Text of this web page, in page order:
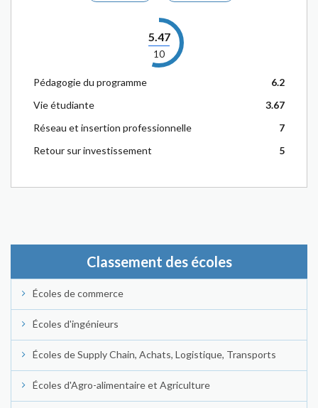
5.47
10
Pédagogie du programme
6.2
Vie étudiante
3.67
Réseau et insertion professionnelle
7
Retour sur investissement
5
Classement des écoles
Écoles de commerce
Écoles d'ingénieurs
Écoles de Supply Chain, Achats, Logistique, Transports
Écoles d'Agro-alimentaire et Agriculture